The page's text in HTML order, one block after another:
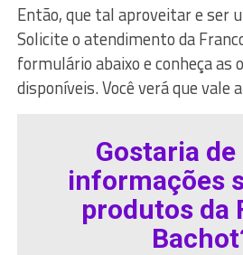
Então, que tal aproveitar e ser
Solicite o atendimento da
formulário abaixo e conheça as
disponíveis. Você verá que vale
Gostaria
informações
produtos da